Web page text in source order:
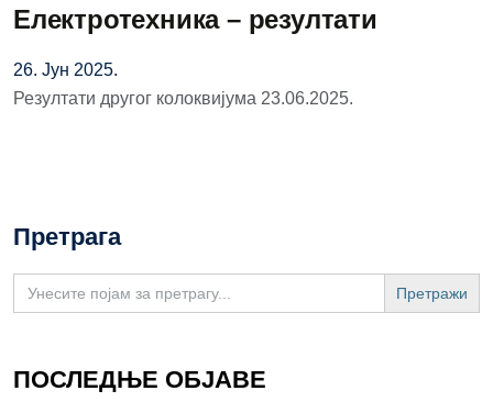
Електротехника – резултати
26. Јун 2025.
Резултати другог колоквијума 23.06.2025.
Претрага
Search
for:
ПОСЛЕДЊЕ ОБЈАВЕ